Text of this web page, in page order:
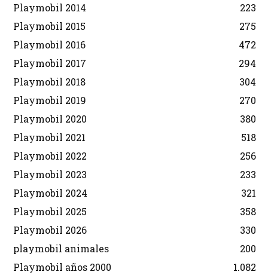
Playmobil 2014
223
Playmobil 2015
275
Playmobil 2016
472
Playmobil 2017
294
Playmobil 2018
304
Playmobil 2019
270
Playmobil 2020
380
Playmobil 2021
518
Playmobil 2022
256
Playmobil 2023
233
Playmobil 2024
321
Playmobil 2025
358
Playmobil 2026
330
playmobil animales
200
Playmobil años 2000
1.082